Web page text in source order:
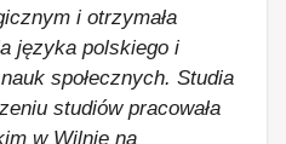
i otrzymała
języka polskiego i
społecznych. Studia
studiów pracowała
w Wilnie na